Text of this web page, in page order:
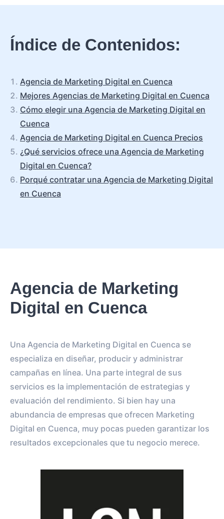
Índice de Contenidos:
Agencia de Marketing Digital en Cuenca
Mejores Agencias de Marketing Digital en Cuenca
Cómo elegir una Agencia de Marketing Digital en
Cuenca
Agencia de Marketing Digital en Cuenca Precios
¿Qué servicios ofrece una Agencia de Marketing
Digital en Cuenca?
Porqué contratar una Agencia de Marketing Digital
en Cuenca
Agencia de Marketing
Digital en Cuenca
Una Agencia de Marketing Digital en Cuenca se
especializa en diseñar, producir y administrar
campañas en línea. Una parte integral de sus
servicios es la implementación de estrategias y
evaluación del rendimiento. Si bien hay una
abundancia de empresas que ofrecen Marketing
Digital en Cuenca, muy pocas pueden garantizar los
resultados excepcionales que tu negocio merece.